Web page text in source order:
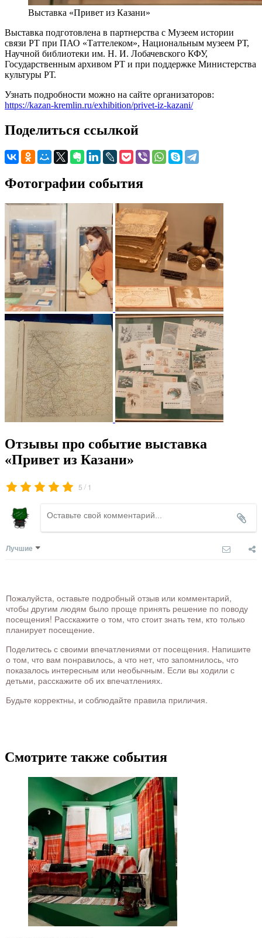
Выставка «Привет из Казани»
Выставка подготовлена в партнерства с Музеем истории
связи РТ при ПАО «Таттелеком», Национальным музеем РТ,
Научной библиотеки им. Н. И. Лобачевского КФУ,
Государственным архивом РТ и при поддержке Министерства
культуры РТ.
Узнать подробности можно на сайте организаторов:
https://kazan-kremlin.ru/exhibition/privet-iz-kazani/
Поделиться ссылкой
Фотографии события
Отзывы про событие выставка
«Привет из Казани»
5 / 1
Лучшие
Пожалуйста, оставьте подробный отзыв или комментарий,
чтобы другим людям было проще принять решение по поводу
посещения! Расскажите о том, что стоит знать тем, кто только
планирует посещение.
Поделитесь с своими впечатлениями от посещения. Напишите
о том, что вам понравилось, а что нет, что запомнилось, что
показалось интересным или необычным. Если вы ходили с
детьми, расскажите об их впечатлениях.
Будьте корректны, и соблюдайте правила приличия.
Смотрите также события